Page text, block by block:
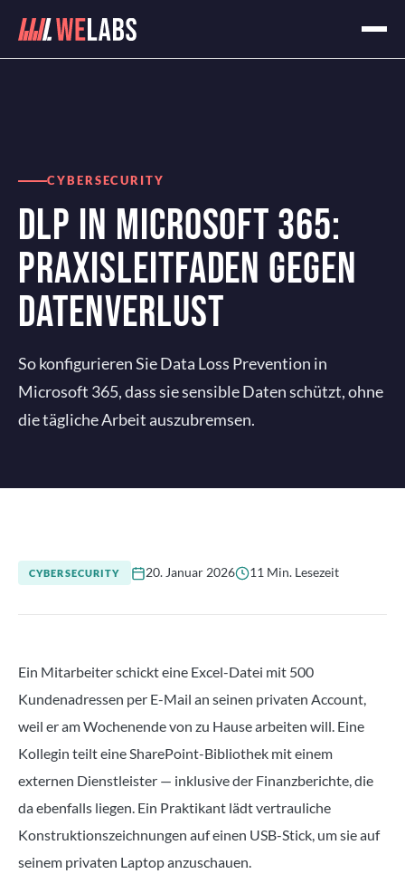
Home
Blog
DLP in Microsoft 365: Praxisleitfaden gegen Datenverlust
CYBERSECURITY
DLP IN MICROSOFT 365:
PRAXISLEITFADEN GEGEN
DATENVERLUST
So konfigurieren Sie Data Loss Prevention in
Microsoft 365, dass sie sensible Daten schützt, ohne
die tägliche Arbeit auszubremsen.
CYBERSECURITY 20. Januar 2026 11 Min. Lesezeit
Ein Mitarbeiter schickt eine Excel-Datei mit 500
Kundenadressen per E-Mail an seinen privaten Account,
weil er am Wochenende von zu Hause arbeiten will. Eine
Kollegin teilt eine SharePoint-Bibliothek mit einem
externen Dienstleister — inklusive der Finanzberichte, die
da ebenfalls liegen. Ein Praktikant lädt vertrauliche
Konstruktionszeichnungen auf einen USB-Stick, um sie auf
seinem privaten Laptop anzuschauen.